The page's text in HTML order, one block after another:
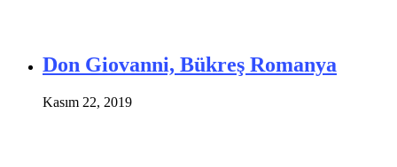
Don Giovanni, Bükreş Romanya
Kasım 22, 2019